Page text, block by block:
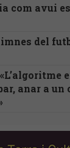
com avui
del
anar a un